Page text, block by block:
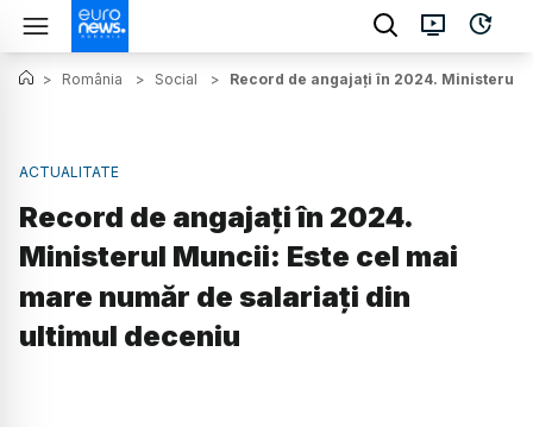
> România > Social > Record de angajați în 2024. Ministerul
ACTUALITATE
Record de angajați în 2024.
Ministerul Muncii: Este cel mai
mare număr de salariați din
ultimul deceniu